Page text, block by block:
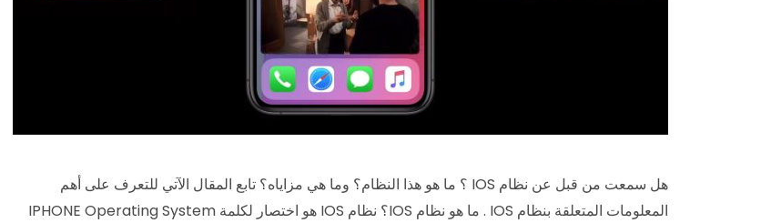
هل سمعت من قبل عن نظام IOS ؟ ما هو هذا النظام؟ وما هي مزاياه؟ تابع المقال الآتي للتعرف على أهم
المعلومات المتعلقة بنظام IOS . ما هو نظام IOS؟ نظام IOS هو اختصار لكلمة IPHONE Operating System